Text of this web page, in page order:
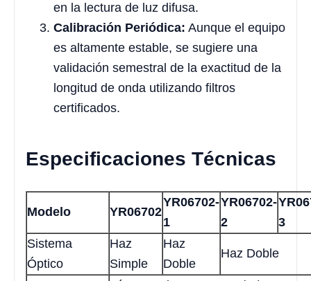
en la lectura de luz difusa.
Calibración Periódica: Aunque el equipo
es altamente estable, se sugiere una
validación semestral de la exactitud de la
longitud de onda utilizando filtros
certificados.
Especificaciones Técnicas
Modelo YR06702
YR06702-
1
YR06702-
2
3
Sistema
Óptico
Haz
Simple
Haz
Doble
Haz Doble